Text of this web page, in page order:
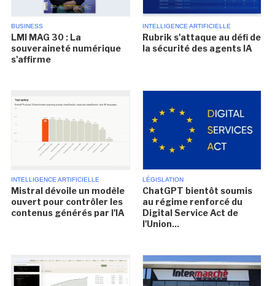
BUSINESS
LMI MAG 30 : La
souveraineté numérique
s'affirme
INTELLIGENCE ARTIFICIELLE
Rubrik s'attaque au défi de
la sécurité des agents IA
INTELLIGENCE ARTIFICIELLE
Mistral dévoile un modèle
ouvert pour contrôler les
contenus générés par l'IA
LÉGISLATION
ChatGPT bientôt soumis
au régime renforcé du
Digital Service Act de
l'Union...